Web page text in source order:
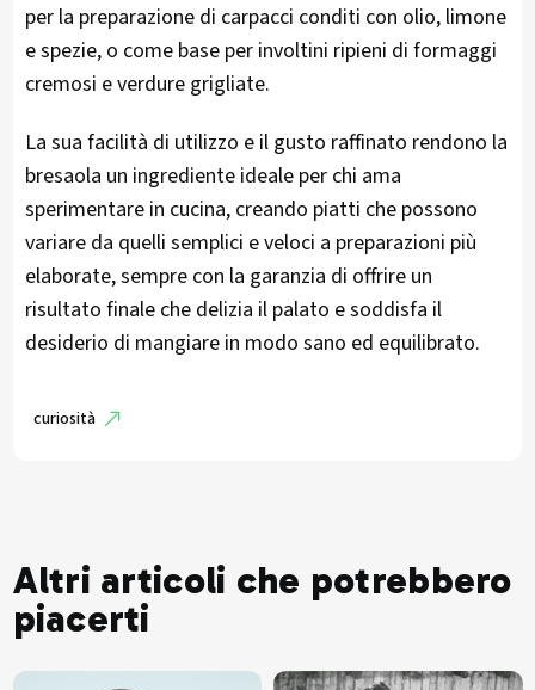
per la preparazione di carpacci conditi con olio, limone
e spezie, o come base per involtini ripieni di formaggi
cremosi e verdure grigliate.
La sua facilità di utilizzo e il gusto raffinato rendono la
bresaola un ingrediente ideale per chi ama
sperimentare in cucina, creando piatti che possono
variare da quelli semplici e veloci a preparazioni più
elaborate, sempre con la garanzia di offrire un
risultato finale che delizia il palato e soddisfa il
desiderio di mangiare in modo sano ed equilibrato.
curiosità
Altri articoli che potrebbero
piacerti